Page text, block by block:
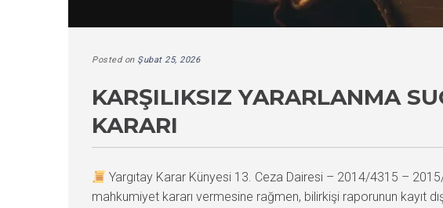
Posted on Şubat 25, 2026
KARŞILIKSIZ YARARLANMA
KARARI
Yargıtay Karar Künyesi 13. Ceza Dairesi – 2014/4315 –
mahkumiyet kararı vermesine rağmen, bilirkişi raporunun kayıt